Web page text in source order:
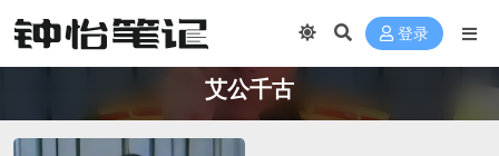
登录
艾公千古